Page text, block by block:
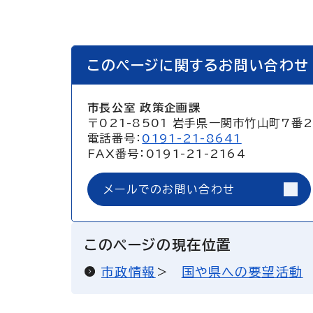
このページに関するお問い合わせ
市長公室 政策企画課
〒021-8501 岩手県一関市竹山町7番
電話番号： 0191-21-8641
FAX番号：0191-21-2164
メールでのお問い合わせ
このページの現在位置
市政情報 国や県への要望活動